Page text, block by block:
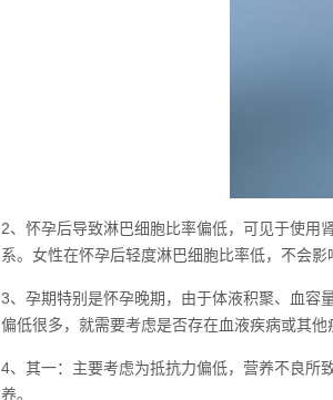
2、怀孕后导致淋巴细胞比率偏低，可见于使用
系。女性在怀孕后轻度淋巴细胞比率低，不会
3、孕期特别是怀孕晚期，由于体液积聚、血容
偏低很多，就需要考虑是否存在血液疾病或其
4、其一：主要考虑为抵抗力偏低，营养不良所
养。